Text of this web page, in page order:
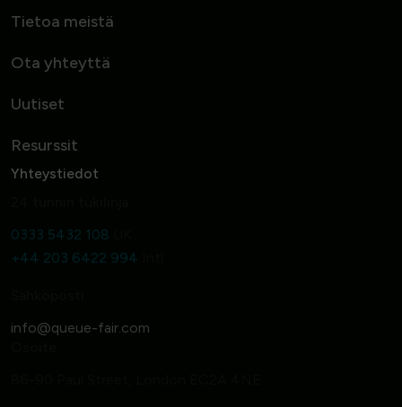
Tietoa meistä
Ota yhteyttä
Uutiset
Resurssit
Yhteystiedot
0333 5432 108
+44 203 6422 994